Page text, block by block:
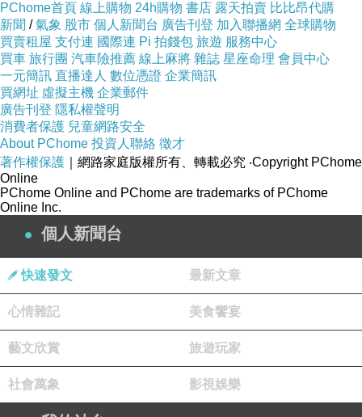
上一篇：艦隊得病新聞整理記錄
下一篇：大方無隅，大器免成（大器曼成」）
PChome首頁 線上購物 24h購物 書店 露天拍賣 比比昂代購
新聞 /氣象 股市 個人新聞台 廣告刊登 加入聯播網 全球購物
買賣租屋 支付連 國際連 Pi 拍錢包 旅遊 服務中心
買車 旅行團 汽車險推薦 線上麻將 雜誌 星座命理 會員中心
一元簡訊 直播達人 數位憑證 企業簡訊
買網址 虛擬主機 企業郵件
廣告刊登 隱私權聲明
消費者保護 兒童網路安全
About PChome 投資人聯絡 徵才
著作權保護 ｜網路家庭版權所有、轉載必究 ‧Copyright PChome
Online
PChome Online and PChome are trademarks of PChome
Online Inc.
個人新聞台
快速發文 最新文章
心情雜記 美食饗宴
藝文欣賞 旅遊玩家
社會萬象 影視娛樂